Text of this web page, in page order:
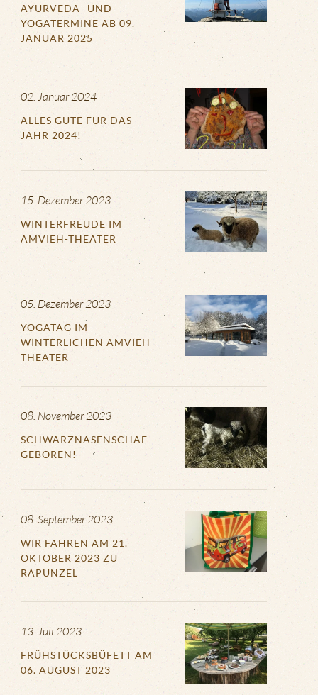
AYURVEDA- UND
YOGATERMINE AB 09.
JANUAR 2025
02. Januar 2024
ALLES GUTE FÜR DAS
JAHR 2024!
15. Dezember 2023
WINTERFREUDE IM
AMVIEH-THEATER
05. Dezember 2023
YOGATAG IM
WINTERLICHEN AMVIEH-
THEATER
08. November 2023
SCHWARZNASENSCHAF
GEBOREN!
08. September 2023
WIR FAHREN AM 21.
OKTOBER 2023 ZU
RAPUNZEL
13. Juli 2023
FRÜHSTÜCKSBÜFETT AM
06. AUGUST 2023